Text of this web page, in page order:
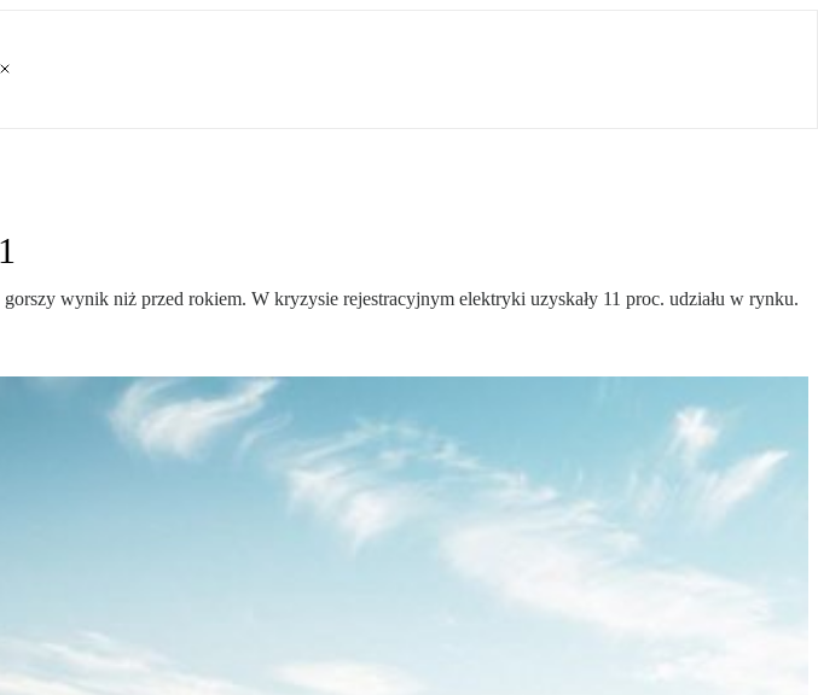
wynik niż przed rokiem. W kryzysie rejestracyjnym elektryki uzyskały 11 proc. udziału w rynku.